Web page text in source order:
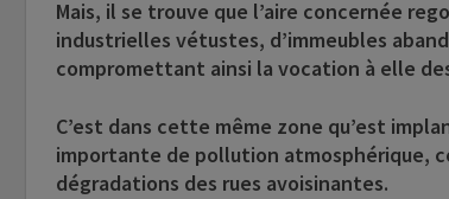
Mais, il se trouve que l’aire concernée
industrielles vétustes, d’immeubles
compromettant ainsi la vocation à elle
C’est dans cette même zone qu’est
importante de pollution atmosphérique,
dégradations des rues avoisinantes.